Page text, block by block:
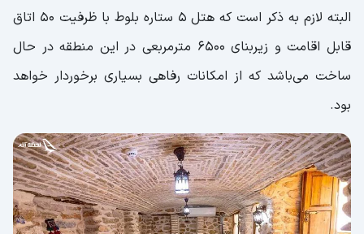
البته لازم به ذکر است که هتل 5 ستاره بلوط با ظرفیت 50 اتاق
قابل اقامت و زیربنای 6500 مترمربعی در این منطقه در حال
ساخت می‌باشد که از امکانات رفاهی بسیاری برخوردار خواهد
بود.